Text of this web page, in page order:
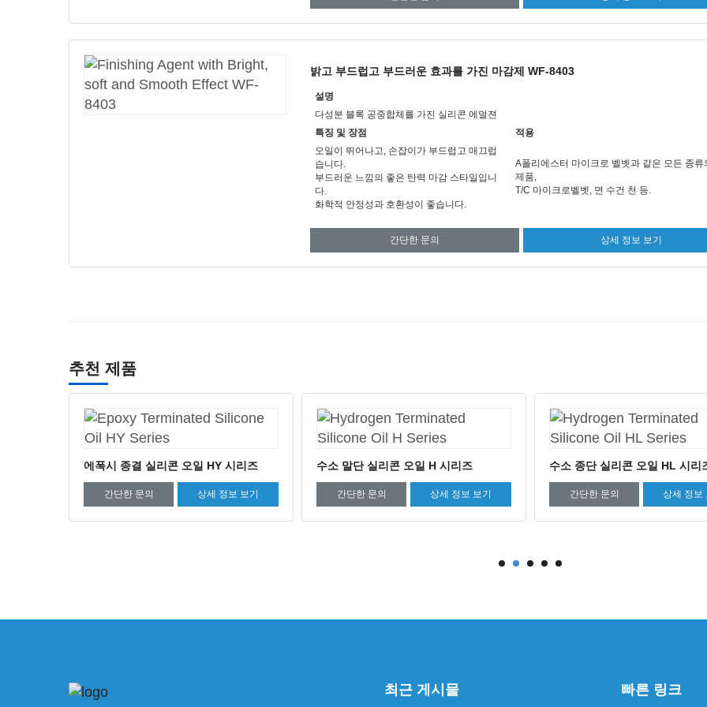
밝고 부드럽고 부드러운 효과를 가진 마감제 WF-8403
설명
다성분 블록 공중합체를 가진 실리콘 에멀젼
특징 및 장점
적용
오일이 뛰어나고, 손잡이가 부드럽고 매끄럽
습니다.
부드러운 느낌의 좋은 탄력 마감 스타일입니
다.
화학적 안정성과 호환성이 좋습니다.
A폴리에스터 마이크로 벨벳과 같은 모든 종류
제품,
T/C 마이크로벨벳, 면 수건 천 등.
간단한 문의 상세 정보 보기
추천 제품
수소 말단 실리콘 오일 H 시리즈
간단한 문의 상세 정보 보기
수소 종단 실리콘 오일 HL 시리즈
간단한 문의 상세 정보 보기
비닐 실리콘 오일 VS 시리즈
간단한 문의 상세 정보
최근 게시물 빠른 링크